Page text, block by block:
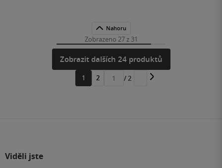
Nahoru
Zobrazeno 27 z 31
Zobrazit dalších 24 produktů
1 2
Přejít
/ 2
Viděli jste